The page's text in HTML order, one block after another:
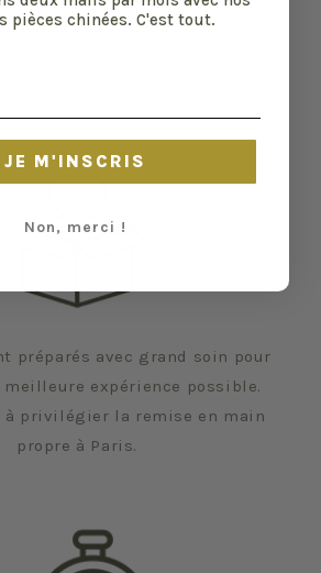
elles ont vécu d'autres vies
préparés avec grand soin pour
expérience possible.
à privilégier la remise en main
propre à Paris.
pièces chinées. C'est tout.
JE M'INSCRIS
Non, merci !